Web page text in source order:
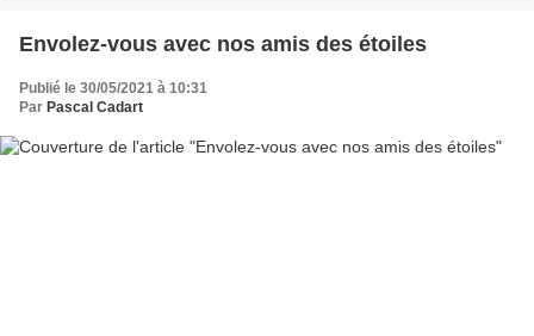
Envolez-vous avec nos amis des étoiles
Publié le 30/05/2021 à 10:31
Par Pascal Cadart